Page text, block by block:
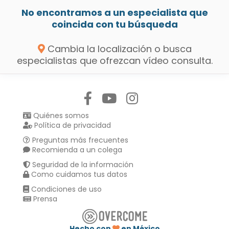
No encontramos a un especialista que
coincida con tu búsqueda
Cambia la localización o busca
especialistas que ofrezcan vídeo consulta.
Quiénes somos
Política de privacidad
Preguntas más frecuentes
Recomienda a un colega
Seguridad de la información
Como cuidamos tus datos
Condiciones de uso
Prensa